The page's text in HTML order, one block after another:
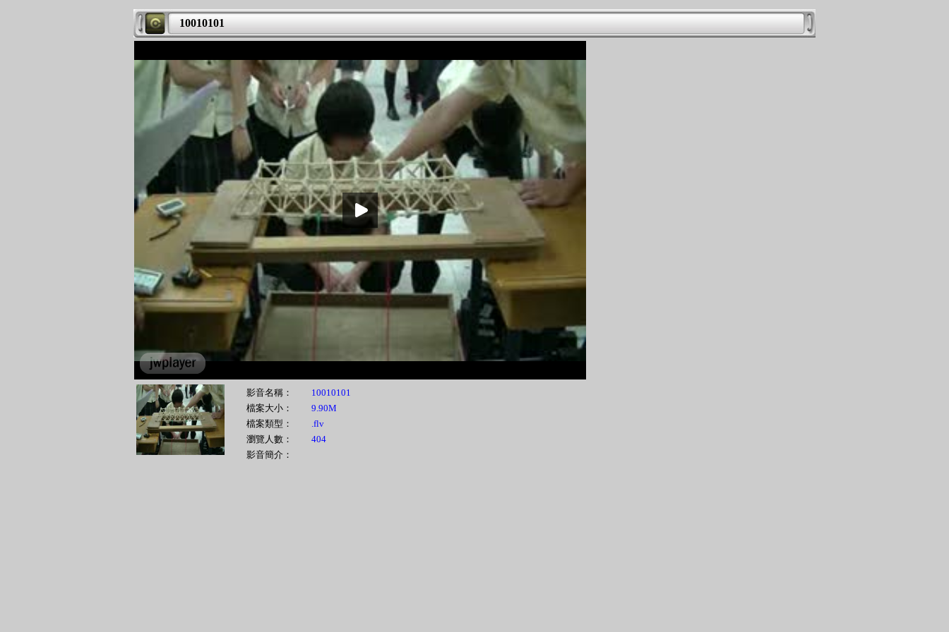
10010101
影音名稱：
10010101
檔案大小：
9.90M
檔案類型：
.flv
瀏覽人數：
404
影音簡介：